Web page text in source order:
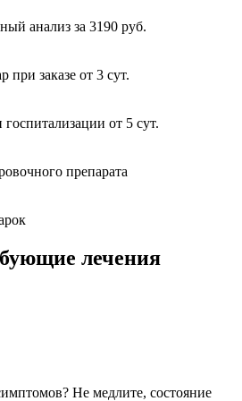
анализ за 3190 руб.
при заказе от 3 сут.
госпитализации от 5 сут.
препарата
лечения
Не медлите, состояние